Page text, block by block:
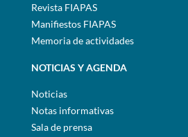
Revista FIAPAS
Manifiestos FIAPAS
Memoria de actividades
NOTICIAS Y AGENDA
Noticias
Notas informativas
Sala de prensa